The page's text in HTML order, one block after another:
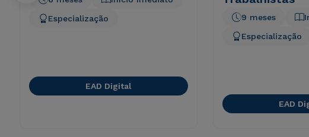
Especialização
EAD Digital
9 meses
Especialização
EAD